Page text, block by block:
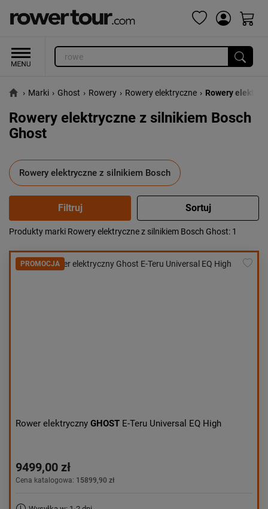
› Marki › Ghost › Rowery › Rowery elektryczne › Rowery
Rowery elektryczne z silnikiem Bosch
Ghost
Rowery elektryczne z silnikiem Bosch
Popularność:
największa
Cena:
od najniższej
od najwyższej
Produkty marki Rowery elektryczne z silnikiem Bosch Ghost: 1
PROMOCJA
Rower elektryczny GHOST E-Teru Universal EQ High
9499,00 zł
Cena katalogowa: 15899,90 zł